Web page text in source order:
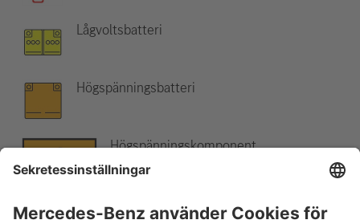
Lågvoltsbatteri
Högspänningsbatteri
Högspänningskomponent